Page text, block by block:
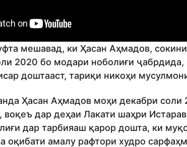
мешавад, ки Ҳасан Аҳмадов,
2020 бо модари ноболиғи ҷабрдида,
доштааст, тариқи никоҳи
Ҳасан Аҳмадов моҳи декабри соли
воқеъ дар деҳаи Лакати шаҳри
дар тарбияаш қарор дошта, ки
оқибати амалу рафтори худро